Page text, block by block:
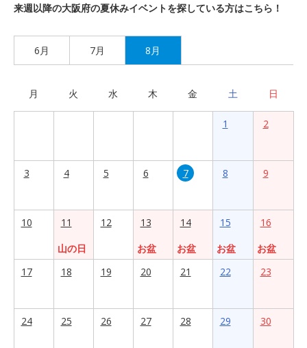
来週以降の大阪府の夏休みイベントを探している方はこちら！
6月 7月 8月
月 火 水 木 金 土 日
1 2
3 4 5 6 7 8 9
10
11
山の日
12
13
お盆
14
お盆
15
お盆
16
お盆
17
18 19 20 21 22 23
24 25 26 27 28 29 30